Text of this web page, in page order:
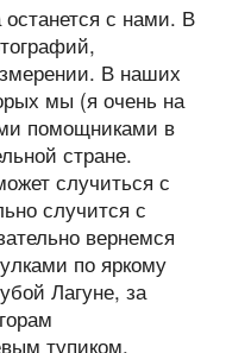
с нами. В
В наших
мы (я очень на
помощниками в
стране.
случиться с
случится с
вернемся
по яркому
Лагуне, за
тупиком,